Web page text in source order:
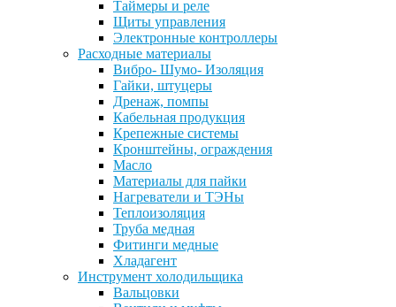
Таймеры и реле
Щиты управления
Электронные контроллеры
Расходные материалы
Вибро- Шумо- Изоляция
Гайки, штуцеры
Дренаж, помпы
Кабельная продукция
Крепежные системы
Кронштейны, ограждения
Масло
Материалы для пайки
Нагреватели и ТЭНы
Теплоизоляция
Труба медная
Фитинги медные
Хладагент
Инструмент холодильщика
Вальцовки